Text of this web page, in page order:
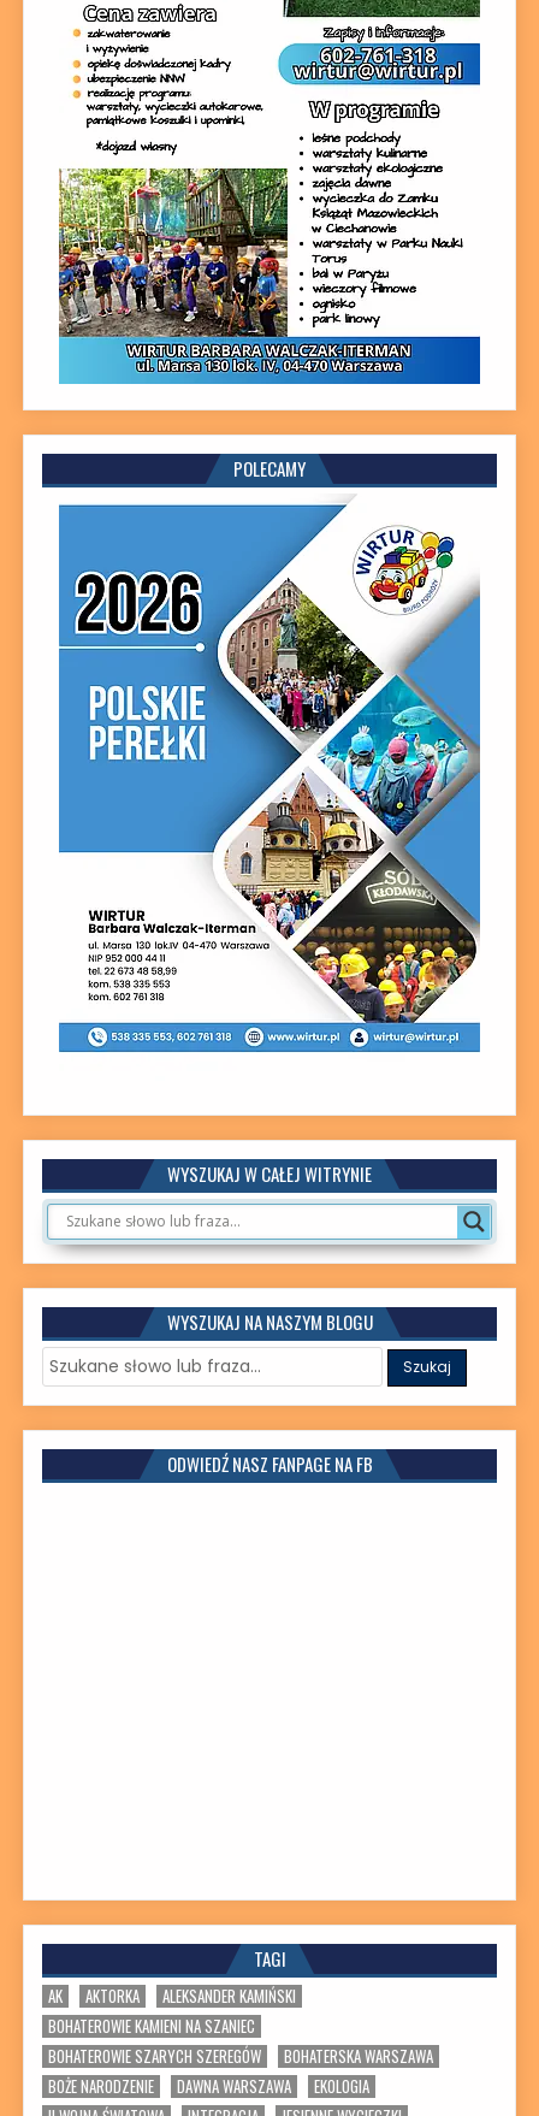
POLECAMY
WYSZUKAJ W CAŁEJ WITRYNIE
WYSZUKAJ NA NASZYM BLOGU
ODWIEDŹ NASZ FANPAGE NA FB
TAGI
AK AKTORKA
ALEKSANDER KAMIŃSKI
BOHATEROWIE KAMIENI NA SZANIEC
BOHATEROWIE SZARYCH SZEREGÓW
BOHATERSKA WARSZAWA
BOŻE NARODZENIE
DAWNA WARSZAWA
EKOLOGIA